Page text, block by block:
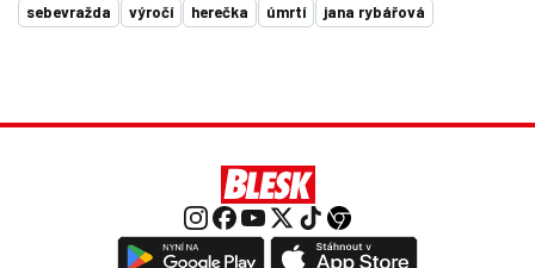
sebevražda výročí herečka úmrtí jana rybářová